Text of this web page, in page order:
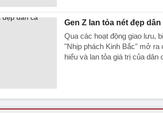
Gen Z lan tỏa nét đẹp
Qua các hoạt động giao lưu,
"Nhịp phách Kinh Bắc" mở
hiểu và lan tỏa giá trị của dân